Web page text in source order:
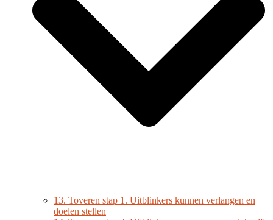
13. Toveren stap 1. Uitblinkers kunnen verlangen en
doelen stellen